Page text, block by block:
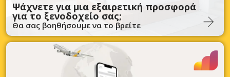
Ψάχνετε για μια εξαιρετική προσφορά
για το ξενοδοχείο σας;
Θα σας βοηθήσουμε να το βρείτε